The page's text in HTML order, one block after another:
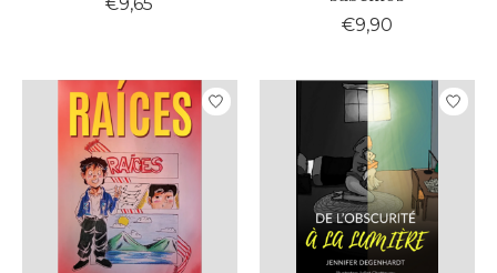
€9,90